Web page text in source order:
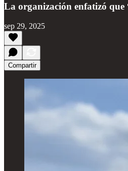
La organización enfatizó que
sep 29, 2025
Compartir